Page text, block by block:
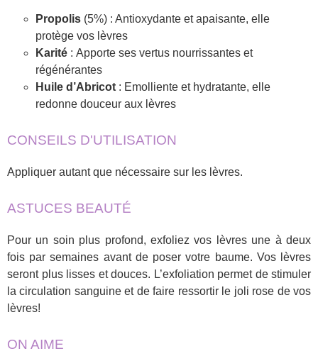
Propolis (5%) : Antioxydante et apaisante, elle
protège vos lèvres
Karité : Apporte ses vertus nourrissantes et
régénérantes
Huile d’Abricot : Emolliente et hydratante, elle
redonne douceur aux lèvres
CONSEILS D'UTILISATION
Appliquer autant que nécessaire sur les lèvres.
ASTUCES BEAUTÉ
Pour un soin plus profond, exfoliez vos lèvres une à deux
fois par semaines avant de poser votre baume. Vos lèvres
seront plus lisses et douces. L’exfoliation permet de stimuler
la circulation sanguine et de faire ressortir le joli rose de vos
lèvres!
ON AIME